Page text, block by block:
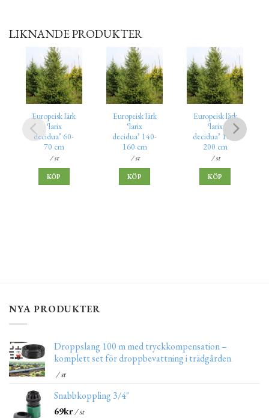
LIKNANDE PRODUKTER
Europeisk lärk
‘larix
decidua’ 60-
70 cm
/ st
KÖP
Europeisk lärk
‘larix
decidua’ 140-
160 cm
/ st
KÖP
Europeisk lärk
‘larix
decidua’ 180-
200 cm
/ st
KÖP
NYA PRODUKTER
Droppslang 100 m med tryckkompensation –
komplett set för droppbevattning i trädgården
/ st
Snabbkoppling 3/4"
69kr/ st